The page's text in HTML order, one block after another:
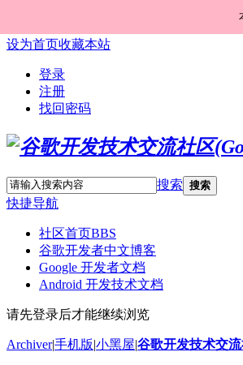
设为首页收藏本站
登录
注册
找回密码
搜索 搜索
快捷导航
社区首页BBS
谷歌开发者中文博客
Google 开发者文档
Android 开发技术文档
请先登录后才能继续浏览
Archiver|手机版|小黑屋|谷歌开发技术交